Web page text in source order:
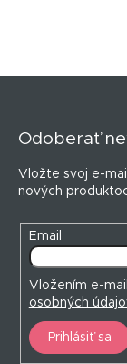
Odoberať
Vložte svoj e-
nových
Email
Vložením e-
osobných
Prihlásiť sa